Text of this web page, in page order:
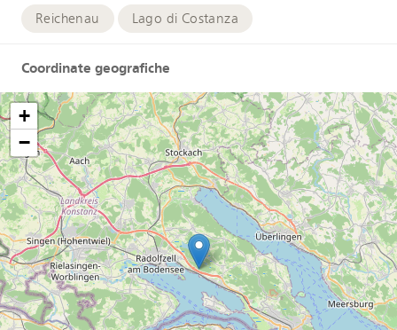
Reichenau Lago di Costanza
Coordinate geografiche
+
−